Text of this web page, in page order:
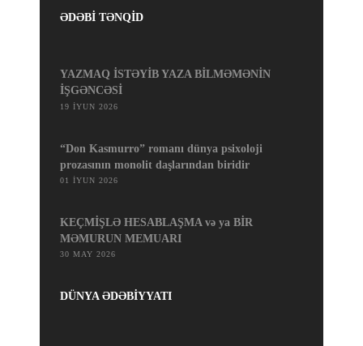
ƏDƏBİ TƏNQİD
YAZMAQ İSTƏYİB YAZA BİLMƏMƏNİN
İŞGƏNCƏSİ
19 İYUN 2026
“Don Kasmurro” romanı dünya psixoloji
prozasının monolit daşlarından biridir
01 İYUN 2026
KEÇMİŞLƏ HESABLAŞMA və ya BİR
MƏMURUN MEMUARI
30 MAY 2026
DÜNYA ƏDƏBİYYATI